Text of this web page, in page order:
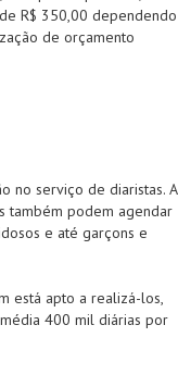
R$ 350,00 dependendo
de orçamento
no serviço de diaristas. A
também podem agendar
e até garçons e
está apto a realizá-los,
400 mil diárias por